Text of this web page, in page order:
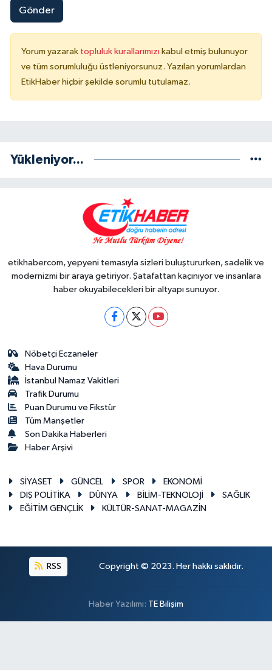
Gönder
Yorum yazarak topluluk kurallarımızı kabul etmiş bulunuyor
ve tüm sorumluluğu üstleniyorsunuz. Yazılan yorumlardan
EtikHaber hiçbir şekilde sorumlu tutulamaz.
Yükleniyor...
etikhabercom, yepyeni temasıyla sizleri buluştururken, sadelik ve
modernizmi bir araya getiriyor. Şatafattan kaçınıyor ve insanlara
haber okuyabilecekleri bir altyapı sunuyor.
Nöbetçi Eczaneler
Hava Durumu
İstanbul Namaz Vakitleri
Trafik Durumu
Puan Durumu ve Fikstür
Tüm Manşetler
Son Dakika Haberleri
Haber Arşivi
SİYASET GÜNCEL SPOR
EKONOMİ
DIŞ POLİTİKA
DÜNYA BİLİM-TEKNOLOJİ
SAĞLIK
EĞİTİM GENÇLİK
KÜLTÜR-SANAT-MAGAZİN
RSS Copyright © 2023. Her hakkı saklıdır.
Haber Yazılımı: TE Bilişim